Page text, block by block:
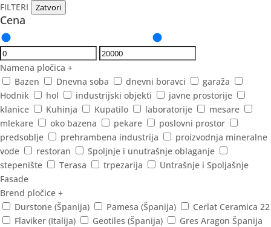
FILTERI Zatvori
Cena
Namena pločica +
Bazen
Dnevna soba dnevni boravci
garaža
Hodnik
hol industrijski objekti
javne prostorije
klanice
Kuhinja Kupatilo laboratorije
mesare
mlekare
oko bazena pekare
poslovni prostor
predsoblje
prehrambena industrija
proizvodnja mineralne
vode
restoran
Spoljnje i unutrašnje oblaganje
stepenište
Terasa trpezarija
Untrašnje i Spoljašnje
Fasade
Brend pločice +
Durstone (Španija)
Pamesa (Španija)
Cerlat Ceramica 22
Flaviker (Italija)
Geotiles (Španija)
Gres Aragon Španija